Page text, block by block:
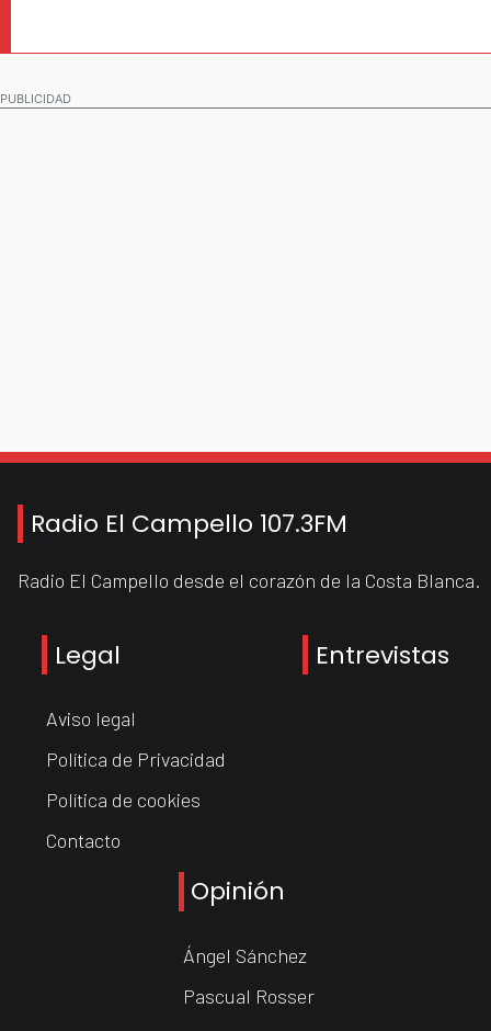
PUBLICIDAD
Radio El Campello 107.3FM
Radio El Campello desde el corazón de la Costa Blanca.
Legal
Aviso legal
Política de Privacidad
Política de cookies
Contacto
Entrevistas
Opinión
Ángel Sánchez
Pascual Rosser